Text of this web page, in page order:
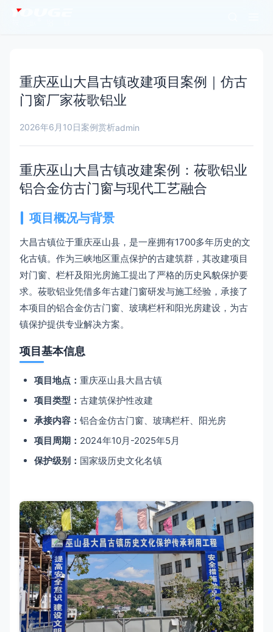
重庆巫山大昌古镇改建项目案例｜仿古
门窗厂家莜歌铝业
2026年6月10日案例赏析admin
重庆巫山大昌古镇改建案例：莜歌铝业
铝合金仿古门窗与现代工艺融合
项目概况与背景
大昌古镇位于重庆巫山县，是一座拥有1700多年历史的文
化古镇。作为三峡地区重点保护的古建筑群，其改建项目
对门窗、栏杆及阳光房施工提出了严格的历史风貌保护要
求。莜歌铝业凭借多年古建门窗研发与施工经验，承接了
本项目的铝合金仿古门窗、玻璃栏杆和阳光房建设，为古
镇保护提供专业解决方案。
项目基本信息
项目地点： 重庆巫山县大昌古镇
项目类型： 古建筑保护性改建
承接内容： 铝合金仿古门窗、玻璃栏杆、阳光房
项目周期： 2024年10月-2025年5月
保护级别： 国家级历史文化名镇